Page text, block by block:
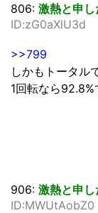
806: 激熱と申し
ID:zG0aXlU3d
>>799
しかもトータル
1回転なら92.8%
906: 激熱と申し
ID:MWUtAobZ0